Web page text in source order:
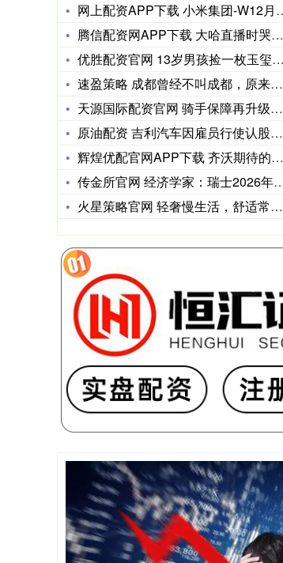
网上配资APP下载 小米集团-W12月15日斥资3.02亿港
腾信配资网APP下载 大哈直播时哭了 哈妈也受了委屈 她不忍
优胜配资官网 13岁男孩捡一枚玉玺，上交奖励20元路费，45
速盈策略 成都曾经不叫成都，原来还有这个名字
天源国际配资官网 骑手保障再升级，“消防轻骑兵”守护社区安全
原油配资 吉利汽车因雇员行使认股权而发行1.5万股股份
辉煌优配官网APP下载 齐沃期待的改变！国米关键数据近2年第
传金所官网 经济学家：瑞士2026年第一季度经济增长料将加速
火星策略官网 轻奢慢生活，舒适常相伴——西牧沙发以实力诠释家
沪深300 4694.44 43.13 0.93%